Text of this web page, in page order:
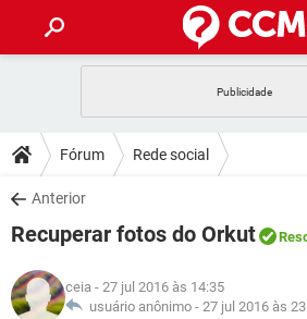
CELULAR
OUTLOOK
INSTAGRAM GMAIL
GUIA DE COMPRAS
DICAS
JOGOS
INSTAGRAM
DOWNLOADS
JOGOS
CELULAR
OUTLOOK EXCEL
FÓRUM
JOGOS
GLOSSÁRIO
Fórum Rede social
Anterior
Recuperar fotos do Orkut
ceia - 27 jul 2016 às 14:35
usuário anônimo - 27 jul 2016 às